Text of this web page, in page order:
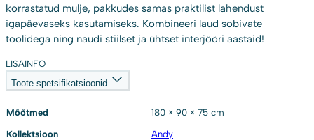
korrastatud mulje, pakkudes samas praktilist lahendust
igapäevaseks kasutamiseks. Kombineeri laud sobivate
toolidega ning naudi stiilset ja ühtset interjööri aastaid!
LISAINFO
Toote spetsifikatsioonid
Mõõtmed 180 × 90 × 75 cm
Kollektsioon Andy